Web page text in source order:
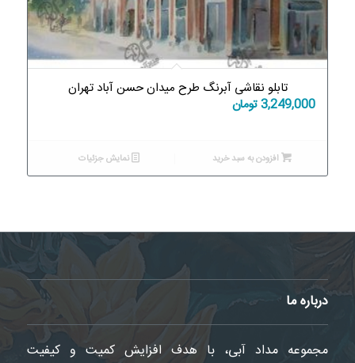
تابلو نقاشی آبرنگ طرح میدان حسن آباد تهران
3,249,000تومان
افزودن به سبد خرید نمایش جزئیات
درباره ما
مجموعه مداد آبی، با هدف افزایش کمیت و کیفیت